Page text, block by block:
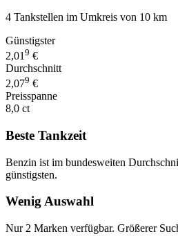
4 Tankstellen im Umkreis von 10 km
Günstigster
2,01 9 €
Durchschnitt
2,079 €
Preisspanne
8,0 ct
Beste Tankzeit
Benzin ist im bundesweiten
günstigsten.
Wenig Auswahl
Nur 2 Marken verfügbar. Größerer